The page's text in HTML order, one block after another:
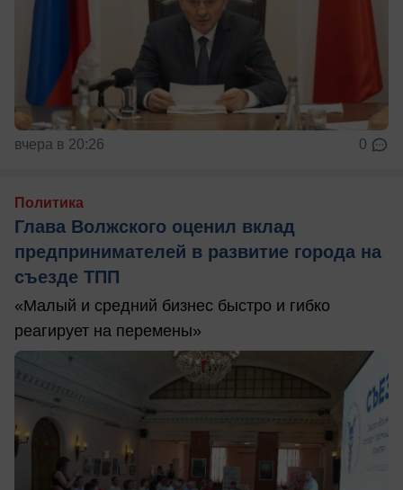
вчера в 20:26 0
Политика
Глава Волжского оценил вклад
предпринимателей в развитие города на
съезде ТПП
«Малый и средний бизнес быстро и гибко
реагирует на перемены»